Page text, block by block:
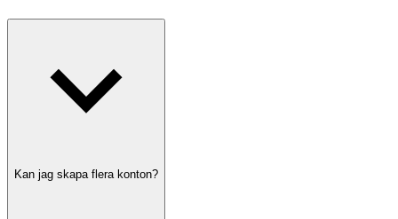
Kan jag skapa flera konton?